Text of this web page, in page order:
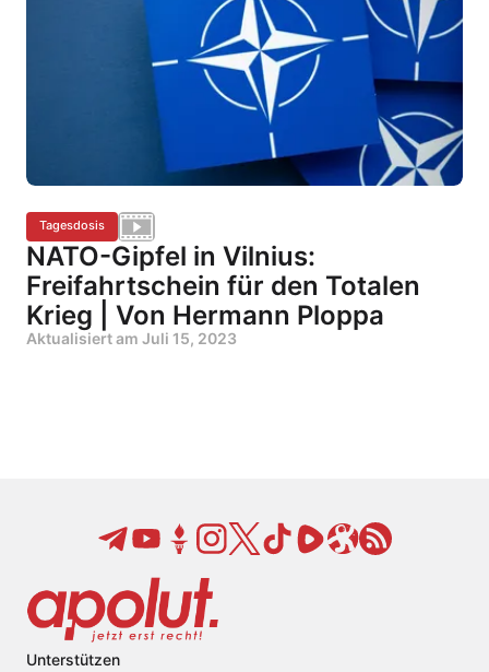
Tagesdosis
NATO-Gipfel in Vilnius:
Freifahrtschein für den Totalen
Krieg | Von Hermann Ploppa
Aktualisiert am Juli 15, 2023
Unterstützen